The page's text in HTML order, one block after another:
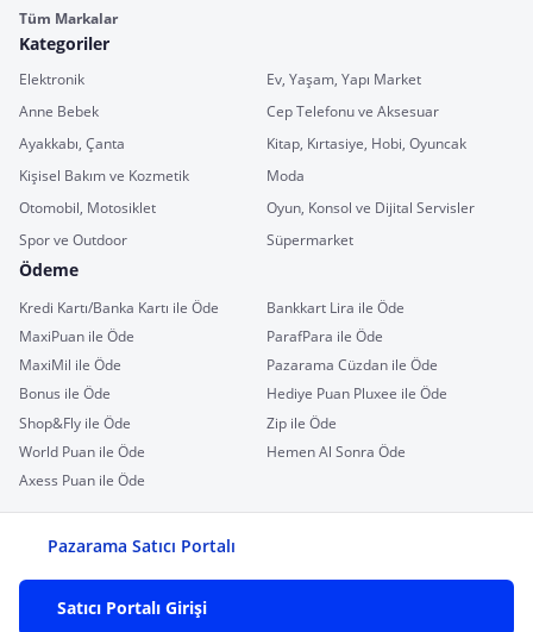
Tüm Markalar
Kategoriler
Elektronik
Ev, Yaşam, Yapı Market
Anne Bebek
Cep Telefonu ve Aksesuar
Ayakkabı, Çanta
Kitap, Kırtasiye, Hobi, Oyuncak
Kişisel Bakım ve Kozmetik
Moda
Otomobil, Motosiklet
Oyun, Konsol ve Dijital Servisler
Spor ve Outdoor
Süpermarket
Ödeme
Kredi Kartı/Banka Kartı ile Öde
Bankkart Lira ile Öde
MaxiPuan ile Öde
ParafPara ile Öde
MaxiMil ile Öde
Pazarama Cüzdan ile Öde
Bonus ile Öde
Hediye Puan Pluxee ile Öde
Shop&Fly ile Öde
Zip ile Öde
World Puan ile Öde
Hemen Al Sonra Öde
Axess Puan ile Öde
Pazarama Satıcı Portalı
Satıcı Portalı Girişi